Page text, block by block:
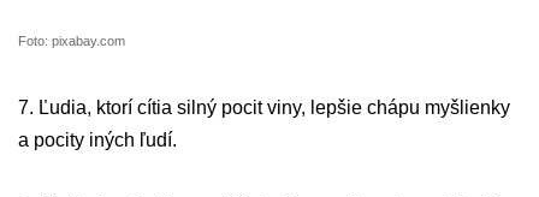
Foto: pixabay.com
7. Ľudia, ktorí cítia silný pocit viny, lepšie chápu myšlienky
a pocity iných ľudí.